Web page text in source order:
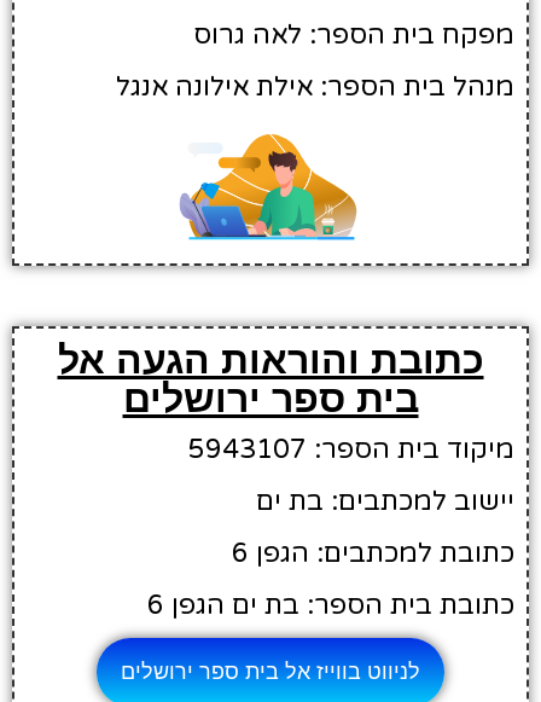
מפקח בית הספר: לאה גרוס
מנהל בית הספר: אילת אילונה אנגל
כתובת והוראות הגעה אל
בית ספר ירושלים
מיקוד בית הספר: 5943107
יישוב למכתבים: בת ים
כתובת למכתבים: הגפן 6
כתובת בית הספר: בת ים הגפן 6
לניווט בווייז אל בית ספר ירושלים